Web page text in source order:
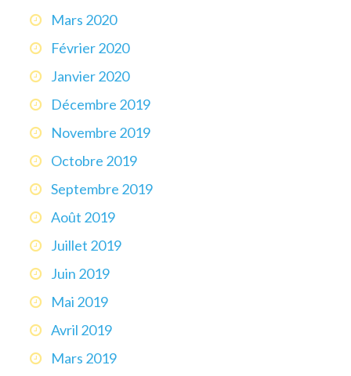
Mars 2020
Février 2020
Janvier 2020
Décembre 2019
Novembre 2019
Octobre 2019
Septembre 2019
Août 2019
Juillet 2019
Juin 2019
Mai 2019
Avril 2019
Mars 2019